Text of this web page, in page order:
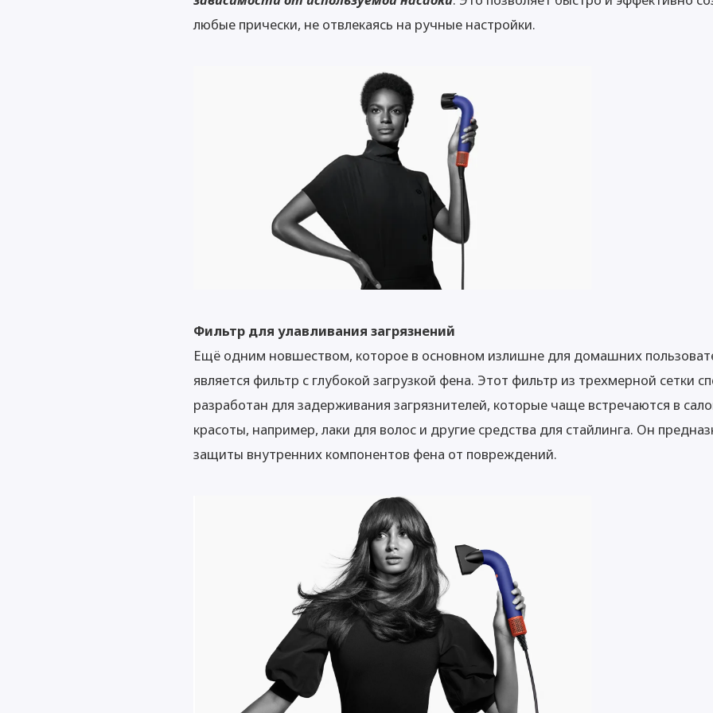
любые прически, не отвлекаясь на ручные настройки.
Фильтр для улавливания загрязнений
Ещё одним новшеством, которое в основном излишне для домашних
является фильтр с глубокой загрузкой фена. Этот фильтр из трехмерной сетки
разработан для задерживания загрязнителей, которые чаще встречаются в
красоты, например, лаки для волос и другие средства для стайлинга. Он
защиты внутренних компонентов фена от повреждений.